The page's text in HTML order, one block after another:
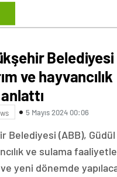
Belediyesi
ve hayvancılık
5 Mayıs 2024 00:06
Belediyesi (ABB),
ve sulama
yeni dönemde